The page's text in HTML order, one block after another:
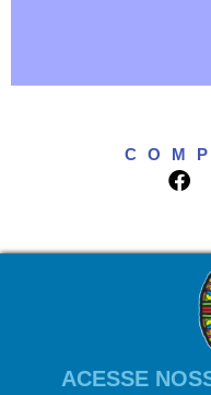
ACESSE